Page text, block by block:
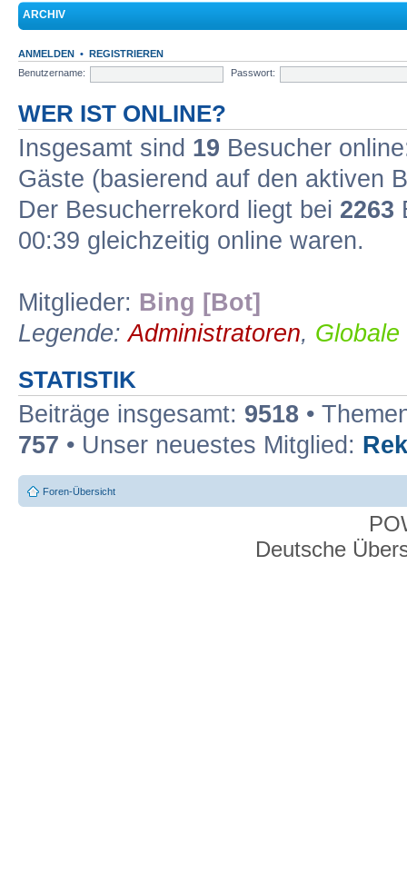
ARCHIV
ANMELDEN • REGISTRIEREN
Benutzername:
Passwort:
WER IST ONLINE?
Insgesamt sind 19 Besucher
Gäste (basierend auf den aktiven
Der Besucherrekord liegt bei 2263
00:39 gleichzeitig online waren.
Mitglieder: Bing [Bot]
Legende:Administratoren,
STATISTIK
Beiträge insgesamt: 9518 •
757 • Unser neuestes Mitglied:
Foren-Übersicht
Deutsche